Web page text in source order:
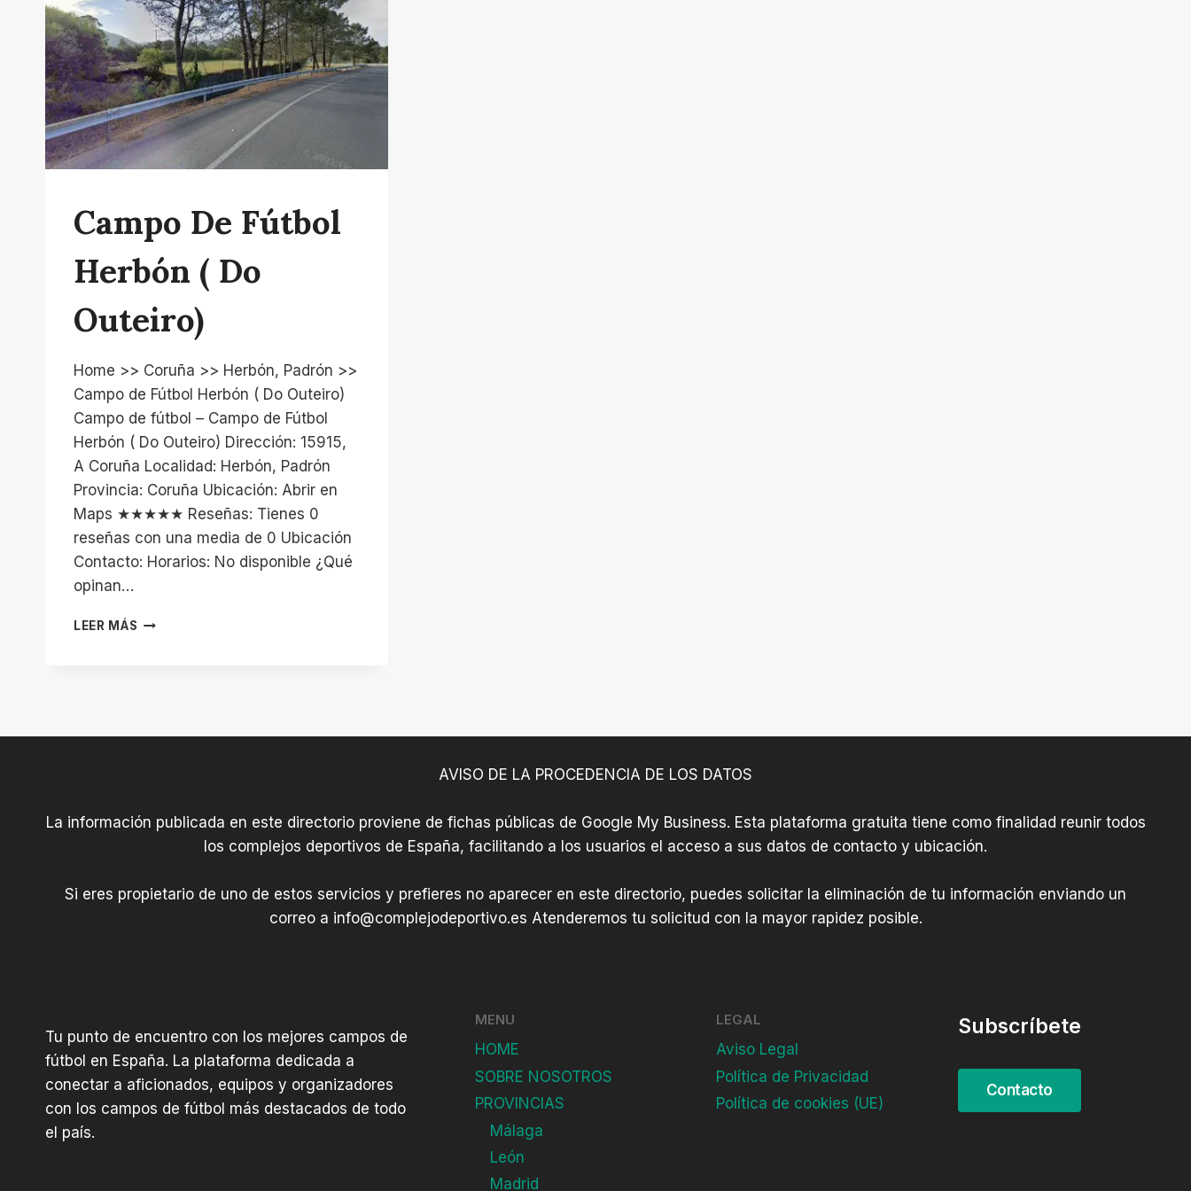
Campo De Fútbol
Herbón ( Do
Outeiro)
Home >> Coruña >> Herbón, Padrón >>
Campo de Fútbol Herbón ( Do Outeiro)
Campo de fútbol – Campo de Fútbol
Herbón ( Do Outeiro) Dirección: 15915,
A Coruña Localidad: Herbón, Padrón
Provincia: Coruña Ubicación: Abrir en
Maps ★★★★★ Reseñas: Tienes 0
reseñas con una media de 0 Ubicación
Contacto: Horarios: No disponible ¿Qué
opinan…
LEER MÁS CAMPO
OUTEIRO)
AVISO DE LA PROCEDENCIA DE LOS DATOS
La información publicada en este directorio proviene de fichas públicas de Google My Business. Esta plataforma gratuita tiene como finalidad reunir todos
los complejos deportivos de España, facilitando a los usuarios el acceso a sus datos de contacto y ubicación.
Si eres propietario de uno de estos servicios y prefieres no aparecer en este directorio, puedes solicitar la eliminación de tu información enviando un
correo a info@complejodeportivo.es Atenderemos tu solicitud con la mayor rapidez posible.
Tu punto de encuentro con los mejores campos de
fútbol en España. La plataforma dedicada a
conectar a aficionados, equipos y organizadores
con los campos de fútbol más destacados de todo
el país.
MENU
HOME
SOBRE NOSOTROS
PROVINCIAS
Málaga
León
Madrid
LEGAL
Aviso Legal
Política de Privacidad
Política de cookies (UE)
Subscríbete